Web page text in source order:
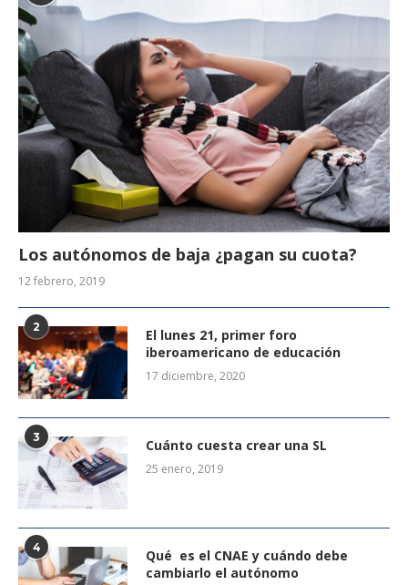
Los autónomos de baja ¿pagan su cuota?
12 febrero, 2019
2
El lunes 21, primer foro
iberoamericano de educación
17 diciembre, 2020
3 Cuánto cuesta crear una SL
25 enero, 2019
4
Qué es el CNAE y cuándo debe
cambiarlo el autónomo